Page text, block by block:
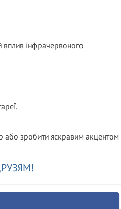
вплив інфрачервоного
або зробити яскравим акцентом